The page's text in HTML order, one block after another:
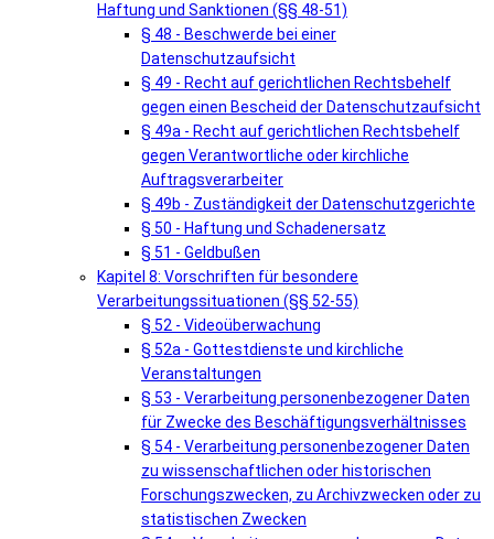
Haftung und Sanktionen (§§ 48-51)
§ 48 - Beschwerde bei einer
Datenschutzaufsicht
§ 49 - Recht auf gerichtlichen Rechtsbehelf
gegen einen Bescheid der Datenschutzaufsicht
§ 49a - Recht auf gerichtlichen Rechtsbehelf
gegen Verantwortliche oder kirchliche
Auftragsverarbeiter
§ 49b - Zuständigkeit der Datenschutzgerichte
§ 50 - Haftung und Schadenersatz
§ 51 - Geldbußen
Kapitel 8: Vorschriften für besondere
Verarbeitungssituationen (§§ 52-55)
§ 52 - Videoüberwachung
§ 52a - Gottestdienste und kirchliche
Veranstaltungen
§ 53 - Verarbeitung personenbezogener Daten
für Zwecke des Beschäftigungsverhältnisses
§ 54 - Verarbeitung personenbezogener Daten
zu wissenschaftlichen oder historischen
Forschungszwecken, zu Archivzwecken oder zu
statistischen Zwecken